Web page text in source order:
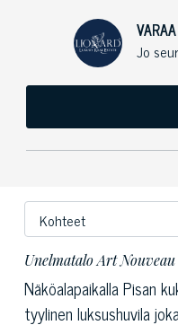
Jo
Unelmatalo Art Nouveau
Näköalapaikalla Pisan
tyylinen luksushuvila